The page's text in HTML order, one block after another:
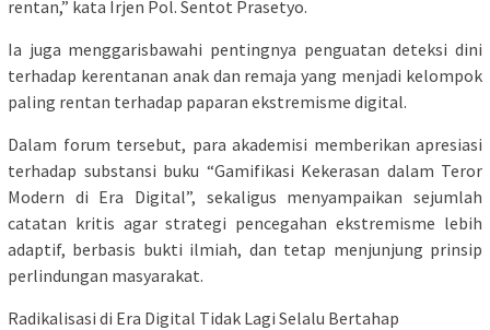
rentan,” kata Irjen Pol. Sentot Prasetyo.
Ia juga menggarisbawahi pentingnya penguatan deteksi dini
terhadap kerentanan anak dan remaja yang menjadi kelompok
paling rentan terhadap paparan ekstremisme digital.
Dalam forum tersebut, para akademisi memberikan apresiasi
terhadap substansi buku “Gamifikasi Kekerasan dalam Teror
Modern di Era Digital”, sekaligus menyampaikan sejumlah
catatan kritis agar strategi pencegahan ekstremisme lebih
adaptif, berbasis bukti ilmiah, dan tetap menjunjung prinsip
perlindungan masyarakat.
Radikalisasi di Era Digital Tidak Lagi Selalu Bertahap